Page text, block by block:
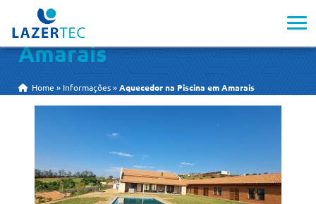
Aquecedor na Piscina em
Amarais
Home » Informações »Aquecedor na Piscina em Amarais